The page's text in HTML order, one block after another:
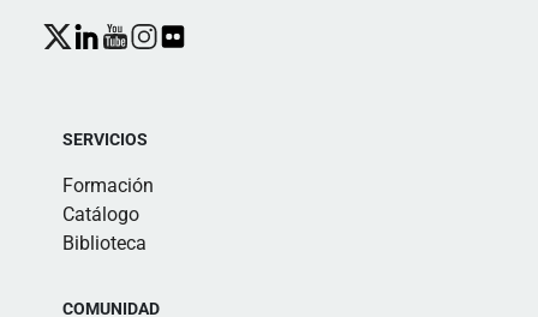
SERVICIOS
Formación
Catálogo
Biblioteca
COMUNIDAD